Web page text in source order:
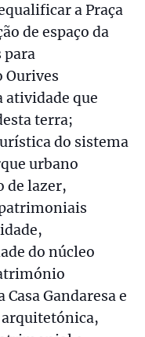
a Praça
de espaço da
para
Ourives
atividade que
terra;
do sistema
urbano
de lazer,
do núcleo
Gandaresa e